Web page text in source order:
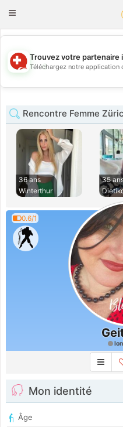
Toggle
💖
💕
Trouvez votre partenaire
Téléchargez notre application
Rencontre Femme
36 ans
Winterthur
35
0.6/1
Mon identité
Âge